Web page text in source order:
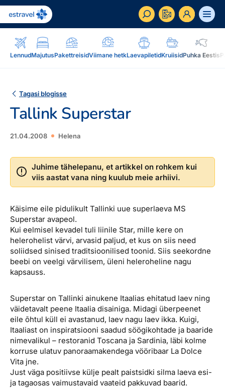
LennudMajutusPakettreisidViimane hetkLaevapiletidKruiisidPuhka Eestis
ET RU EN
Inspiratsioon & blogi
Blogi, sihtkohad, podcastid, ajakiri, uudiskiri...
Sihtkohad
Podcastid
Uudiskiri
Reisiajakiri Traveller
Järelmaks, Estraveli kinkekaart, Airalo eSim,
reisikaubad.ee...
Estraveli kinkekaart
Reisitarvete e-pood
Airalo eSIM
Reisija meelespea
Boonuspunktid, Kuldkaart, Platinum kaart...
Kuldkaart
Platinum Club
Püsisoodustused
Meist
Ettevõttest, kontaktid, reisikonsultandi teenus, tule
tööle, uudised...
Kontaktid
Reisikonsultandi teenus
Tule tööle
Uudised
Tagasi blogisse
Tallink Superstar
21.04.2008 Helena
Juhime tähelepanu, et artikkel on rohkem kui
viis aastat vana ning kuulub meie arhiivi.
Käisime eile pidulikult Tallinki uue superlaeva MS
Superstar avapeol.
Kui eelmisel kevadel tuli liinile Star, mille kere on
helerohelist värvi, arvasid paljud, et kus on siis need
soliidsed sinised traditsioonilised toonid. Siis seekordne
beebi on veelgi värvilisem, üleni heleroheline nagu
kapsauss.
Superstar on Tallinki ainukene Itaalias ehitatud laev ning
väidetavalt peene Itaalia disainiga. Midagi überpeenet
eile õhtul küll ei avastanud, laev nagu laev ikka. Kuigi,
Itaaliast on inspiratsiooni saadud söögikohtade ja baaride
nimevalikul – restoranid Toscana ja Sardinia, läbi kolme
korruse ulatuv panoraamakendega vööribaar La Dolce
Vita jne.
Just väga positiivse külje pealt paistsidki silma laeva esi-
ja tagaosas vaimustavaid vaateid pakkuvad baarid.